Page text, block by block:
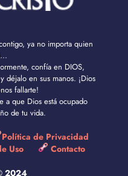
ya no importa quien
confía en DIOS,
déjalo en sus manos. ¡Dios
fallarte!
a que Dios está ocupado
de tu vida.
Política de Privacidad
Uso
Contacto
2024